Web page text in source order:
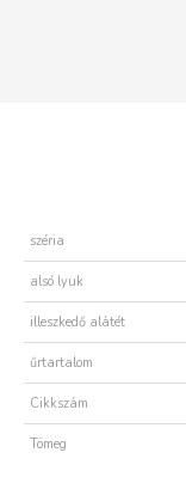
széria
alsó lyuk
illeszkedő alátét
űrtartalom
Cikkszám
Tömeg